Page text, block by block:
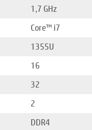
1,7 GHz
Core™ i7
1355U
16
32
2
DDR4